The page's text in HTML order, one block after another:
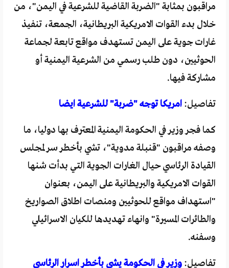
مراقبون بمثابة "الضربة القاضية للشرعية في اليمن"، من
خلال بدء القوات الامريكية البريطانية، الجمعة، تنفيذ
غارات جوية على اليمن تستهدف مواقع تابعة لجماعة
الحوثيين، دون طلب رسمي من الشرعية اليمنية أو
مشاركة فيها.
تفاصيل: امريكا توجه "ضربة" للشرعية ايضا
كما فجر وزير في الحكومة اليمنية المعترف بها دوليا، ما
وصفه مراقبون "قنبلة مدوية"، تشي بأخطر سر لمجلس
القيادة الرئاسي حيال الغارات الجوية التي بدأت شنها
القوات الامريكية والبريطانية على اليمن، بعنوان
"استهداف مواقع للحوثيين ومنصات اطلاق الصواريخ
والطائرات المسيرة" وانهاء تهديدها للكيان الاسرائيلي
وسفنه.
تفاصيل: وزير في الحكومة يشي بأخطر اسرار الرئاسي